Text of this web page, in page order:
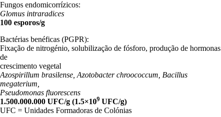
Fungos endomicorrízicos:
Glomus intraradices
100 esporos/g
Bactérias benéficas (PGPR):
Fixação de nitrogénio, solubilização de fósforo, produção de hormonas
de
crescimento vegetal
Azospirillum brasilense, Azotobacter chroococcum, Bacillus
megaterium,
Pseudomonas fluorescens
1.500.000.000 UFC/g (1.5×109 UFC/g)
UFC = Unidades Formadoras de Colónias